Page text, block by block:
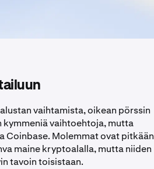
vaihtamista, oikean pörssin
vaihtoehtoja, mutta
Coinbase. Molemmat ovat pitkään
maine kryptoalalla, mutta niiden
tavoin toisistaan.